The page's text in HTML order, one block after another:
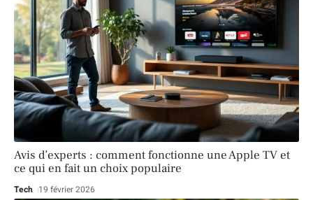
Avis d’experts : comment fonctionne une Apple TV et
ce qui en fait un choix populaire
Tech 19 février 2026